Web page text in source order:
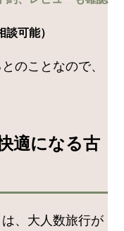
談可能）
のことなので、
適になる古
は、大人数旅行が